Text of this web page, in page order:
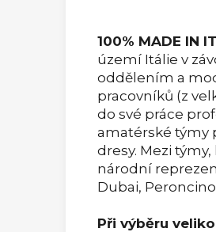
100% MADE IN
území Itálie v
oddělením a
pracovníků (z
do své práce
amatérské týmy
dresy. Mezi
národní
Dubai,
Při výběru